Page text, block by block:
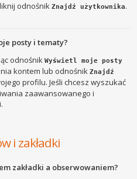
odnośnikZnajdź użytkownika.
posty i tematy?
odnośnikWyświetl moje posty
kontem lub odnośnikZnajdź
profilu. Jeśli chcesz wyszukać
zaawansowanego i
i zakładki
zakładki a obserwowaniem?